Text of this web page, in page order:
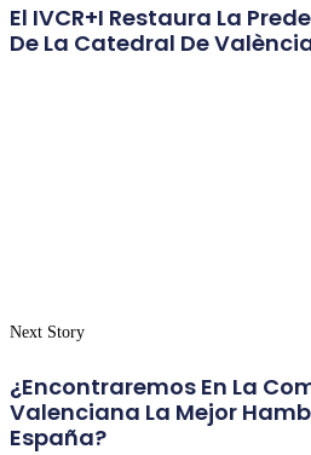
El IVCR+i Restaura La
De La Catedral De
Next Story
¿Encontraremos En La
Valenciana La Mejor
España?